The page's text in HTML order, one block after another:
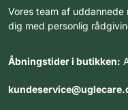
Vores team af
dig med personlig
Åbningstider i butikken: